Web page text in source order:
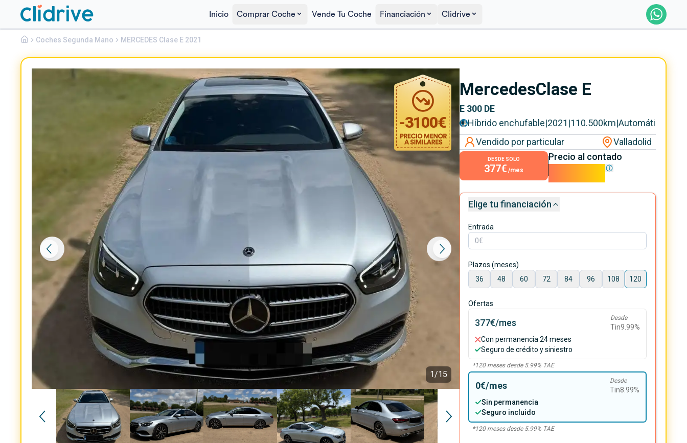
Inicio Comprar Coche Vende Tu Coche Financiación Clidrive
Coches Segunda Mano MERCEDES Clase E 2021
1/15
-3100€
MercedesClase E
E 300 DE
34.200€
MercedesClase E
E 300 DE
Híbrido enchufable|2021 |110.500km|Automático
Vendido por particular
Valladolid
DESDE SOLO
377€ /mes
Precio al contado
34.200€
Elige tu financiación
Entrada
Plazos (meses)
36
48 60 72 84 96 108 120
Ofertas
377€/mes Desde
Tin9.99%
Con permanencia 24 meses
Seguro de crédito y siniestro
*120meses desde 5.99% TAE
0€/mes Desde
Tin8.99%
Sin permanencia
Seguro incluido
*120meses desde 5.99% TAE